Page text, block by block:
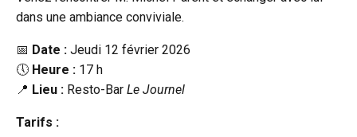
dans une ambiance conviviale.
📅 Date : Jeudi 12 février 2026
🕔 Heure : 17 h
📍 Lieu : Resto-Bar Le Journel
Tarifs :